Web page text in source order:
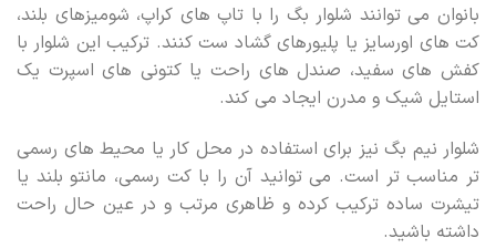
بانوان می توانند شلوار بگ را با تاپ های کراپ، شومیزهای بلند،
کت های اورسایز یا پلیورهای گشاد ست کنند. ترکیب این شلوار با
کفش های سفید، صندل های راحت یا کتونی های اسپرت یک
استایل شیک و مدرن ایجاد می کند.
شلوار نیم بگ نیز برای استفاده در محل کار یا محیط های رسمی
تر مناسب تر است. می توانید آن را با کت رسمی، مانتو بلند یا
تیشرت ساده ترکیب کرده و ظاهری مرتب و در عین حال راحت
داشته باشید.